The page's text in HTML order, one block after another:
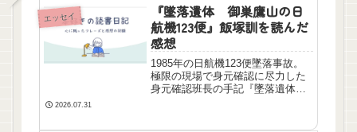
エッセイ
『墜落遺体 御巣鷹山の日
航機123便』飯塚訓を読んだ
感想
1985年の日航機123便墜落事故。
極限の現場で身元確認に尽力した
身元確認班長の手記『墜落遺体』
2026.07.31